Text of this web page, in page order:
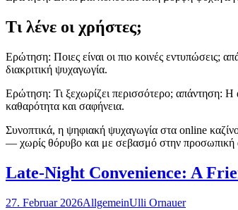
Τι λένε οι χρήστες;
Ερώτηση: Ποιες είναι οι πιο κοινές εντυπώσεις;
διακριτική ψυχαγωγία.
Ερώτηση: Τι ξεχωρίζει περισσότερο; απάντηση: Η
καθαρότητα και σαφήνεια.
Συνοπτικά, η ψηφιακή ψυχαγωγία στα online
— χωρίς θόρυβο και με σεβασμό στην προσωπική
Late-Night Convenience: A
27. Februar 2026AllgemeinUlli Ornauer